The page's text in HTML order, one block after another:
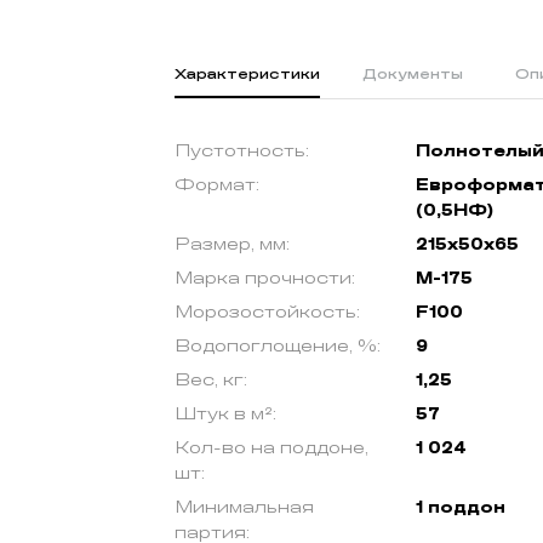
Характеристики Документы
Пустотность:
Полнотелый
Формат:
(0,5НФ)
Размер, мм:
215х50х65
Марка прочности:
М-175
Морозостойкость:
F100
Водопоглощение, %:
9
Вес, кг:
1,25
Штук в м²:
57
Кол-во на поддоне,
шт:
1 024
Минимальная
партия:
1 поддон